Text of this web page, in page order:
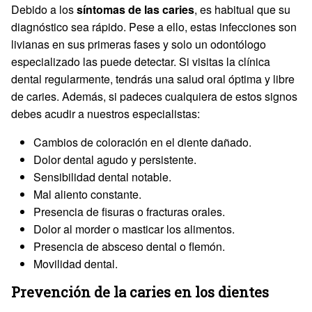
Debido a lossíntomas de las caries, es habitual que su
diagnóstico sea rápido. Pese a ello, estas infecciones son
livianas en sus primeras fases y solo un odontólogo
especializado las puede detectar. Si visitas la clínica
dental regularmente, tendrás una salud oral óptima y libre
de caries. Además, si padeces cualquiera de estos signos
debes acudir a nuestros especialistas:
Cambios de coloración en el diente dañado.
Dolor dental agudo y persistente.
Sensibilidad dental notable.
Mal aliento constante.
Presencia de fisuras o fracturas orales.
Dolor al morder o masticar los alimentos.
Presencia de absceso dental o flemón.
Movilidad dental.
Prevención de la caries en los dientes